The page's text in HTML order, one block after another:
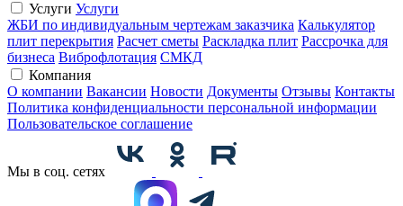
Услуги Услуги
ЖБИ по индивидуальным чертежам заказчика Калькулятор
плит перекрытия Расчет сметы Раскладка плит Рассрочка для
бизнеса Виброфлотация СМКД
Компания
О компании Вакансии Новости Документы Отзывы Контакты
Политика конфиденциальности персональной информации
Пользовательское соглашение
Мы в соц. сетях